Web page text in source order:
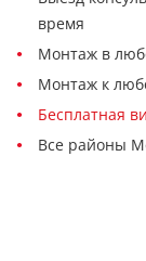
время
Монтаж в
Монтаж к
Бесплатная
Все районы